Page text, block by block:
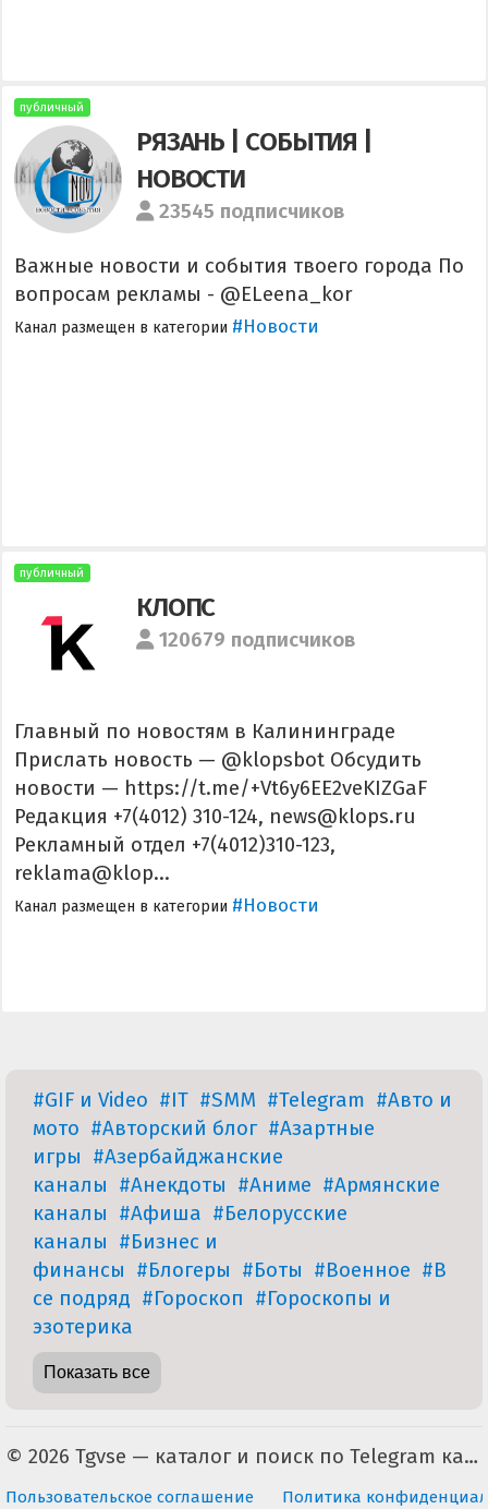
публичный
РЯЗАНЬ | СОБЫТИЯ |
НОВОСТИ
23545 подписчиков
Важные новости и события твоего города По
вопросам рекламы - @ELeena_kor
Канал размещен в категории #Новости
публичный
КЛОПС
120679 подписчиков
Главный по новостям в Калининграде
Прислать новость — @klopsbot Обсудить
новости — https://t.me/+Vt6y6EE2veKIZGaF
Редакция +7(4012) 310-124, news@klops.ru
Рекламный отдел +7(4012)310-123,
reklama@klop...
Канал размещен в категории #Новости
#GIF и Video #IT #SMM #Telegram #Авто и
мото #Авторский блог #Азартные
игры #Азербайджанские
каналы #Анекдоты #Аниме #Армянские
каналы #Афиша #Белорусские
каналы #Бизнес и
финансы #Блогеры #Боты #Военное #В
се подряд #Гороскоп #Гороскопы и
эзотерика
Показать все
© 2026 Tgvse — каталог и поиск по Telegram каналам (неофициальный). По всем вопросам пишите на tgvse.ru@gmail.com
Пользовательское соглашение Политика